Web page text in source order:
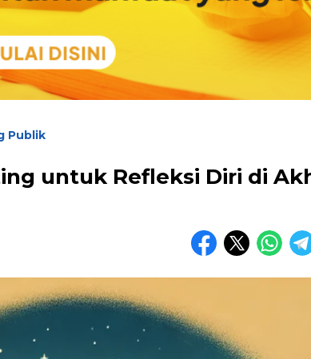
Publik
untuk Refleksi Diri di